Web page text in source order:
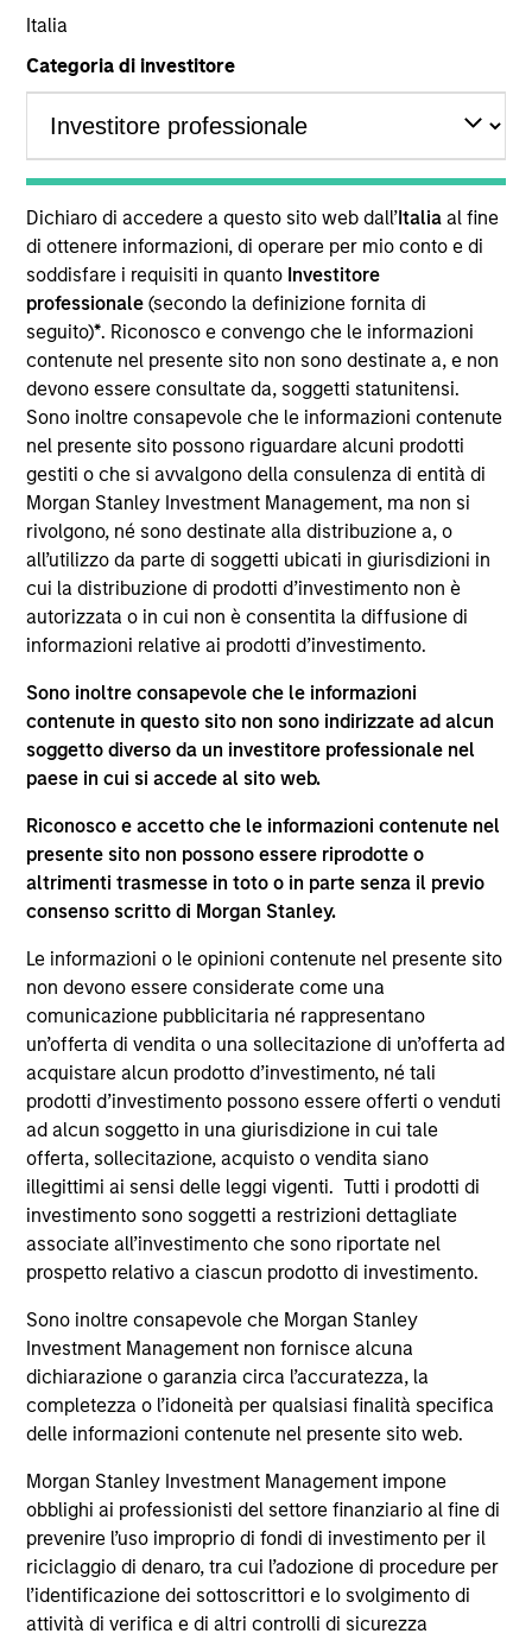
Italia
Categoria di investitore
Dichiaro di accedere a questo sito web dall’Italia al fine
di ottenere informazioni, di operare per mio conto e di
soddisfare i requisiti in quanto Investitore
professionale(secondo la definizione fornita di
seguito)*. Riconosco e convengo che le informazioni
contenute nel presente sito non sono destinate a, e non
devono essere consultate da, soggetti statunitensi.
Sono inoltre consapevole che le informazioni contenute
nel presente sito possono riguardare alcuni prodotti
gestiti o che si avvalgono della consulenza di entità di
Morgan Stanley Investment Management, ma non si
rivolgono, né sono destinate alla distribuzione a, o
all’utilizzo da parte di soggetti ubicati in giurisdizioni in
cui la distribuzione di prodotti d’investimento non è
autorizzata o in cui non è consentita la diffusione di
informazioni relative ai prodotti d’investimento.
Sono inoltre consapevole che le informazioni
contenute in questo sito non sono indirizzate ad alcun
soggetto diverso da un investitore professionale nel
paese in cui si accede al sito web.
Riconosco e accetto che le informazioni contenute nel
presente sito non possono essere riprodotte o
altrimenti trasmesse in toto o in parte senza il previo
consenso scritto di Morgan Stanley.
Le informazioni o le opinioni contenute nel presente sito
non devono essere considerate come una
comunicazione pubblicitaria né rappresentano
un’offerta di vendita o una sollecitazione di un’offerta ad
acquistare alcun prodotto d’investimento, né tali
prodotti d’investimento possono essere offerti o venduti
ad alcun soggetto in una giurisdizione in cui tale
offerta, sollecitazione, acquisto o vendita siano
illegittimi ai sensi delle leggi vigenti. Tutti i prodotti di
investimento sono soggetti a restrizioni dettagliate
associate all’investimento che sono riportate nel
prospetto relativo a ciascun prodotto di investimento.
Sono inoltre consapevole che Morgan Stanley
Investment Management non fornisce alcuna
dichiarazione o garanzia circa l’accuratezza, la
completezza o l’idoneità per qualsiasi finalità specifica
delle informazioni contenute nel presente sito web.
Morgan Stanley Investment Management impone
obblighi ai professionisti del settore finanziario al fine di
prevenire l’uso improprio di fondi di investimento per il
riciclaggio di denaro, tra cui l’adozione di procedure per
l’identificazione dei sottoscrittori e lo svolgimento di
attività di verifica e di altri controlli di sicurezza
YEARS OF INDUSTRY EXPERIENCE
28 Years
Mesa West Capital
Lynn Carr is Head of Asset Management at Mesa
West Capital, serving on both Mesa West’s
investment and management committees. Prior to
joining Mesa West in 2022, Mr. Carr spent 24 years
at major banking institutions, including 22 years at
Wells Fargo where he most recently served as
Executive Vice President and head of credit risk for
all commercial real estate debt products. Over the
course of his career, Mr. Carr has been involved in
real estate financing transactions totaling in the
hundreds of billions of dollars across all property
types, including significant distressed assets
experience, across the United States and multiple
cum laude, in Accounting and Finance with an
emphasis in real estate from Texas A&M University.
Approfondimenti correlati
ARTICOLO
Private Real Estate Credit: A Flight to
Quality in Today's Risk Environment
Discover how higher energy costs, inflation
risk, and geopolitical volatility are reshaping
real estate credit can find opportunity.
12-MAG-2026
May not represent all Team Members.